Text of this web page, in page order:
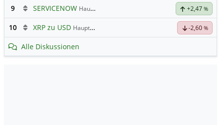
9 SERVICENOW Hauptdiskussion +2,47 %
10 XRP zu USD Hauptdiskussion -2,60 %
Alle Diskussionen